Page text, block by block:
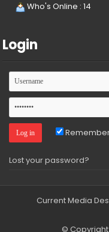
Who's Online : 14
Login
Lost your password?
Current Media
© Copyright